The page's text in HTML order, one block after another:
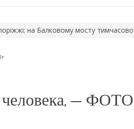
мосту тимчасово діятиме…
— ФОТО